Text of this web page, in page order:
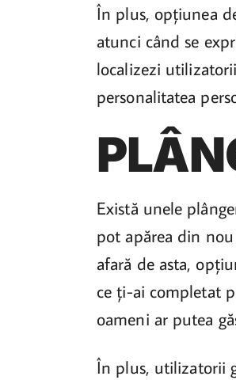
În plus, opțiunea
atunci când se
localizezi
personalitatea
Există unele
pot apărea din
afară de asta,
ce ți-ai completat
oameni ar putea
În plus, utilizatorii